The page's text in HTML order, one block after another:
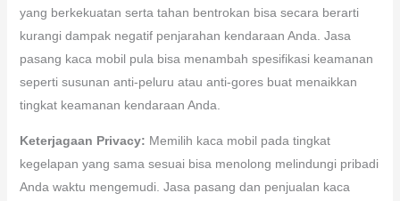
yang berkekuatan serta tahan bentrokan bisa secara berarti
kurangi dampak negatif penjarahan kendaraan Anda. Jasa
pasang kaca mobil pula bisa menambah spesifikasi keamanan
seperti susunan anti-peluru atau anti-gores buat menaikkan
tingkat keamanan kendaraan Anda.
Keterjagaan Privacy: Memilih kaca mobil pada tingkat
kegelapan yang sama sesuai bisa menolong melindungi pribadi
Anda waktu mengemudi. Jasa pasang dan penjualan kaca